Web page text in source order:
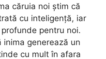
căruia noi știm că
cu inteligență, iar
pentru noi.
generează un
cu mult în afara